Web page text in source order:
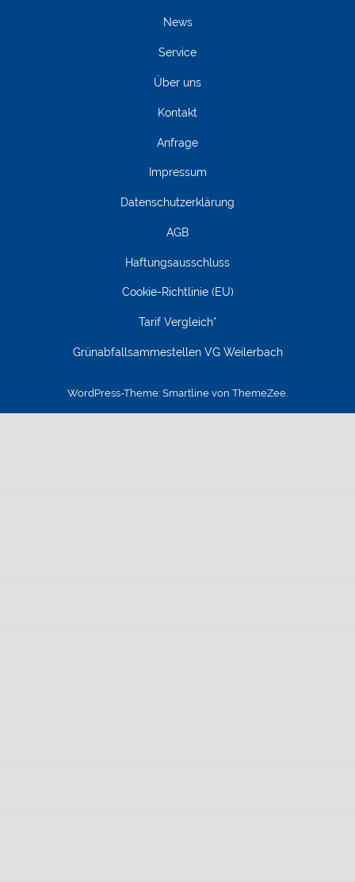
News
Service
Über uns
Kontakt
Anfrage
Impressum
Datenschutzerklärung
AGB
Haftungsausschluss
Cookie-Richtlinie (EU)
Tarif Vergleich*
Grünabfallsammestellen VG Weilerbach
WordPress-Theme: Smartline von ThemeZee.